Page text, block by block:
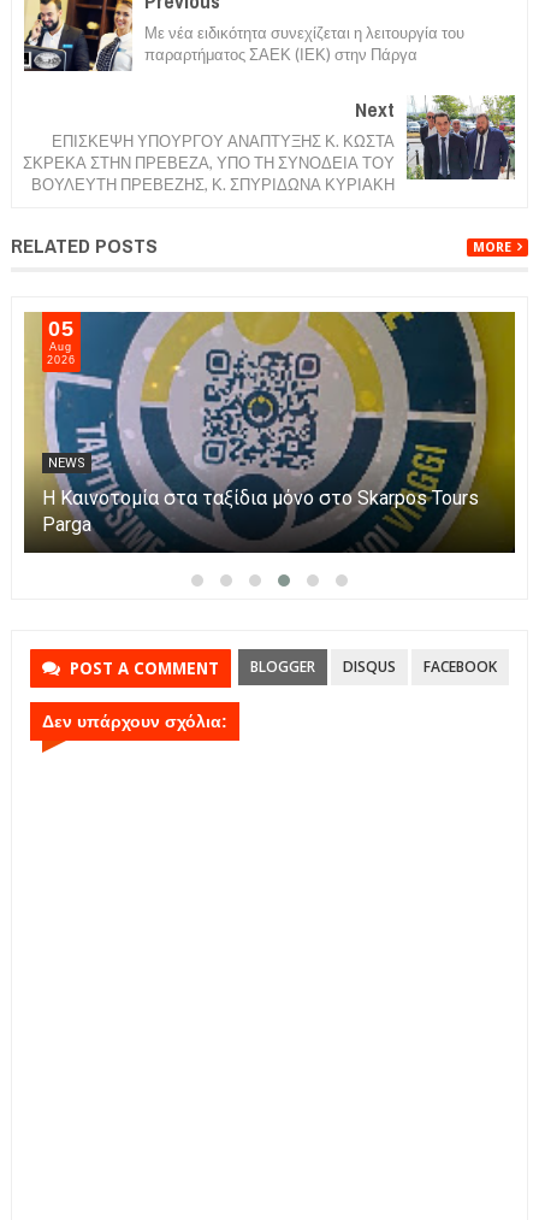
Με νέα ειδικότητα συνεχίζεται η λειτουργία του
παραρτήματος ΣΑΕΚ (ΙΕΚ) στην Πάργα
Next
ΕΠΙΣΚΕΨΗ ΥΠΟΥΡΓΟΥ ΑΝΑΠΤΥΞΗΣ Κ. ΚΩΣΤΑ
ΣΚΡΕΚΑ ΣΤΗΝ ΠΡΕΒΕΖΑ, ΥΠΟ ΤΗ ΣΥΝΟΔΕΙΑ ΤΟΥ
ΒΟΥΛΕΥΤΗ ΠΡΕΒΕΖΗΣ, Κ. ΣΠΥΡΙΔΩΝΑ ΚΥΡΙΑΚΗ
RELATED POSTS MORE
06
Aug
2026
NEWS
Η Πάργα τίμησε τη Μεταμόρφωση του Κυρίου
POST A COMMENT BLOGGER DISQUS FACEBOOK
Δεν υπάρχουν σχόλια: